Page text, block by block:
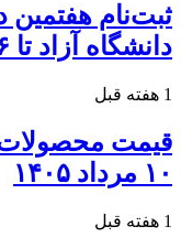
ثبت‌نام
دانشگاه آزاد تا ۱۶ مرداد تمدید شد
1 هفته قبل
قیمت محصولات
۱۰ مرداد ۱۴۰۵
1 هفته قبل